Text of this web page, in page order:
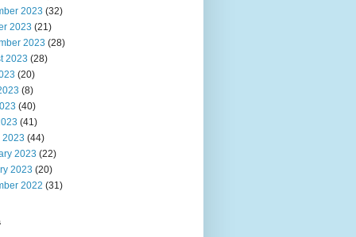
2023 (32)
2023 (21)
2023 (28)
2023 (28)
(20)
(8)
(40)
(41)
2023 (44)
2023 (22)
2023 (20)
2022 (31)